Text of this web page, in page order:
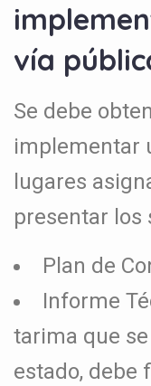
vía
Se debe
implementar
lugares
presentar los
Plan de
Informe
tarima que
estado, debe